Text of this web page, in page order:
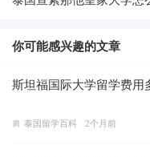
你可能感兴趣的文章
斯坦福国际大学留学费用
泰国留学百科 2个月前